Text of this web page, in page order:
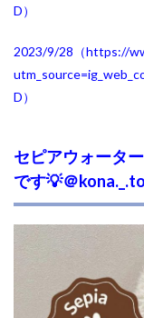
D）
2023/9/28（https://
D）
セピアウォータ
です💡＠